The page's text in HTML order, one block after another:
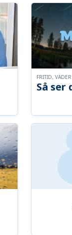
Så
FRITID, VÄDER